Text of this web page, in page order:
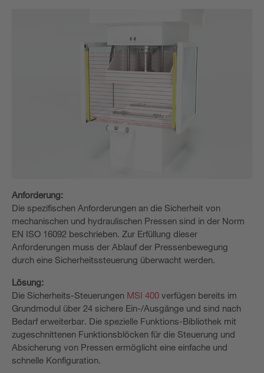
Anforderung:
Die spezifischen Anforderungen an die Sicherheit von
mechanischen und hydraulischen Pressen sind in der Norm
EN ISO 16092 beschrieben. Zur Erfüllung dieser
Anforderungen muss der Ablauf der Pressenbewegung
durch eine Sicherheitssteuerung überwacht werden.
Lösung:
Die Sicherheits-Steuerungen MSI 400 verfügen bereits im
Grundmodul über 24 sichere Ein-/Ausgänge und sind nach
Bedarf erweiterbar. Die spezielle Funktions-Bibliothek mit
zugeschnittenen Funktionsblöcken für die Steuerung und
Absicherung von Pressen ermöglicht eine einfache und
schnelle Konfiguration.